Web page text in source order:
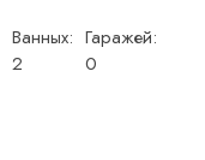
Ванных:
2
Гаражей:
0